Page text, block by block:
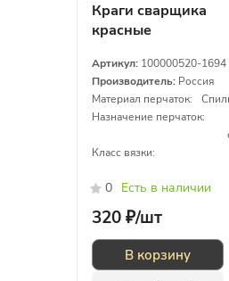
Краги сварщика
красные
Артикул: 100000520-1694
Производитель: Россия
Материал перчаток:
Назначение перчаток:
Класс вязки:
0 Есть в наличии
320 ₽/шт
В корзину